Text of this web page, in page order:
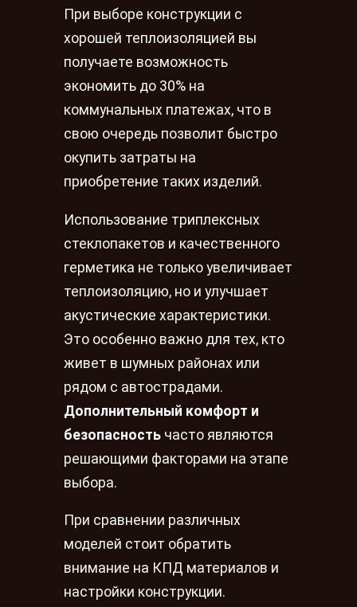
При выборе конструкции с
хорошей теплоизоляцией вы
получаете возможность
экономить до 30% на
коммунальных платежах, что в
свою очередь позволит быстро
окупить затраты на
приобретение таких изделий.
Использование триплексных
стеклопакетов и качественного
герметика не только увеличивает
теплоизоляцию, но и улучшает
акустические характеристики.
Это особенно важно для тех, кто
живет в шумных районах или
рядом с автострадами.
Дополнительный комфорт и
безопасность часто являются
решающими факторами на этапе
выбора.
При сравнении различных
моделей стоит обратить
внимание на КПД материалов и
настройки конструкции.